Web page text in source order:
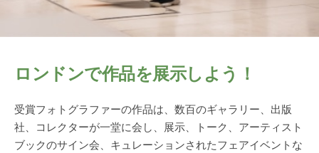
ロンドンで作品を展示しよう！
受賞フォトグラファーの作品は、数百のギャラリー、出版
社、コレクターが一堂に会し、展示、トーク、アーティスト
ブックのサイン会、キュレーションされたフェアイベントな